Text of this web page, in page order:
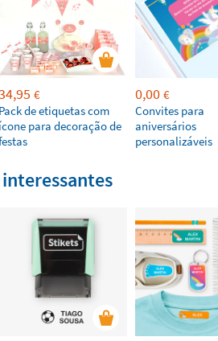
€
Pack de etiquetas com
ícone para decoração de
0,00 €
Convites para
aniversários
personalizáveis